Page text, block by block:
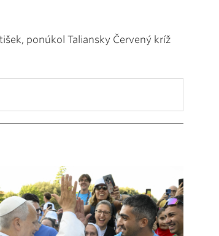
ponúkol Taliansky Červený kríž